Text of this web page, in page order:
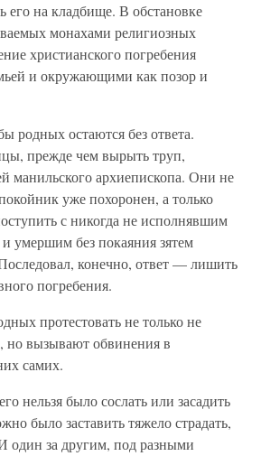
его на кладбище. В обстановке
монахами религиозных
христианского погребения
и окружающими как позор и
родных остаются без ответа.
прежде чем вырыть труп,
манильского архиепископа. Они не
уже похоронен, а только
с никогда не исполнявшим
умершим без покаяния зятем
конечно, ответ — лишить
погребения.
протестовать не только не
но вызывают обвинения в
самих.
нельзя было сослать или засадить
было заставить тяжело страдать,
один за другим, под разными